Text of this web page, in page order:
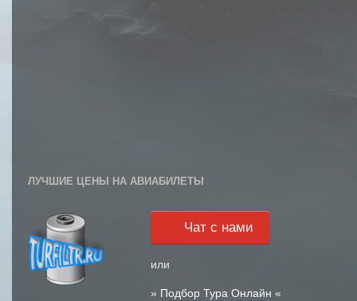
ЛУЧШИЕ ЦЕНЫ НА АВИАБИЛЕТЫ
Чат с нами
или
» Подбор Тура Онлайн «